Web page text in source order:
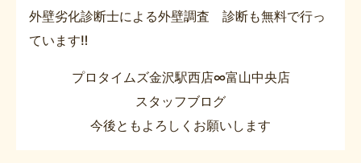
外壁劣化診断士による外壁調査 診断も無料で行っ
ています‼
プロタイムズ金沢駅西店∞富山中央店
スタッフブログ
今後ともよろしくお願いします